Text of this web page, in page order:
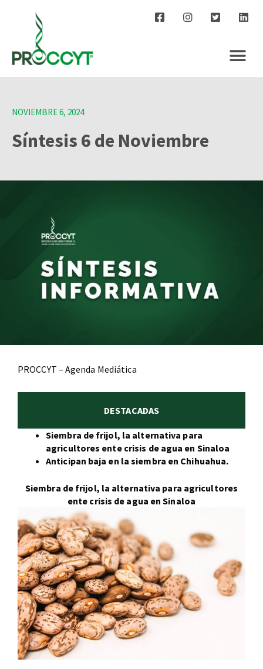
NOVIEMBRE 6, 2024
Síntesis 6 de Noviembre
PROCCYT – Agenda Mediática
DESTACADAS
Siembra de frijol, la alternativa para
agricultores ente crisis de agua en Sinaloa
Anticipan baja en la siembra en Chihuahua.
Siembra de frijol, la alternativa para agricultores
ente crisis de agua en Sinaloa